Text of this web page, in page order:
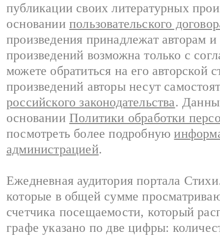
публикации своих литературных
основании пользовательского
произведения принадлежат авторам
произведений возможна только с
можете обратиться на его авторской
произведений авторы несут
российского законодательства.
основании Политики обработки
посмотреть более подробную
администрацией.
Ежедневная аудитория портала
которые в общей сумме
счетчика посещаемости, который
графе указано по две цифры: